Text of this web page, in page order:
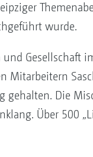
wurde.
Gesellschaft
Mitarbeitern
gehalten. Die
Über 500